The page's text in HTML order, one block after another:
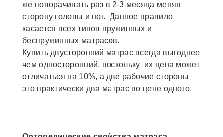
же поворачивать раз в 2-3 месяца меняя
сторону головы и ног. Данное правило
касается всех типов пружинных и
беспружинных матрасов.
Купить двусторонний матрас всегда выгоднее
чем односторонний, поскольку их цена может
отличаться на 10%, а две рабочие стороны
это практически два матрас по цене одного.